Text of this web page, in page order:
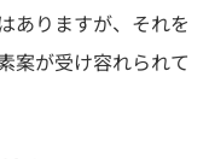
ありますが、それを
案が受け容れられて